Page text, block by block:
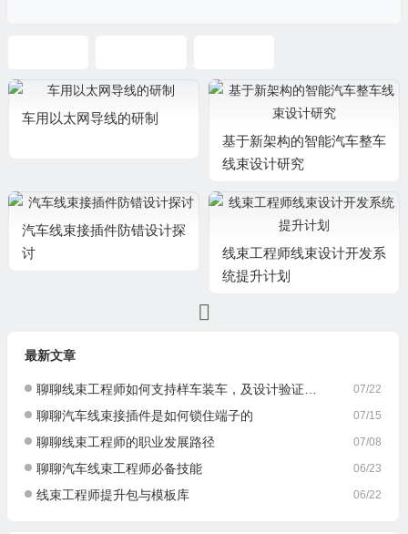
车用以太网导线的研制
基于新架构的智能汽车整车
线束设计研究
汽车线束接插件防错设计探
讨
线束工程师线束设计开发系
统提升计划
最新文章
07/22
聊聊线束工程师如何支持样车装车，及设计验证与优化
07/15
聊聊汽车线束接插件是如何锁住端子的
07/08
聊聊线束工程师的职业发展路径
06/23
聊聊汽车线束工程师必备技能
06/22
线束工程师提升包与模板库